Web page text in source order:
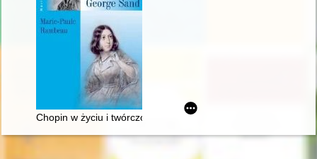
Chopin w życiu i twórczości George Sand